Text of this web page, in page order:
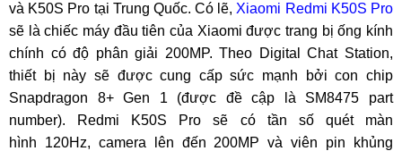
và K50S Pro tại Trung Quốc. Có lẽ, Xiaomi Redmi K50S Pro
sẽ là chiếc máy đầu tiên của Xiaomi được trang bị ống kính
chính có độ phân giải 200MP. Theo Digital Chat Station,
thiết bị này sẽ được cung cấp sức mạnh bởi con chip
Snapdragon 8+ Gen 1 (được đề cập là SM8475 part
number). Redmi K50S Pro sẽ có tần số quét màn
hình 120Hz, camera lên đến 200MP và viên pin khủng